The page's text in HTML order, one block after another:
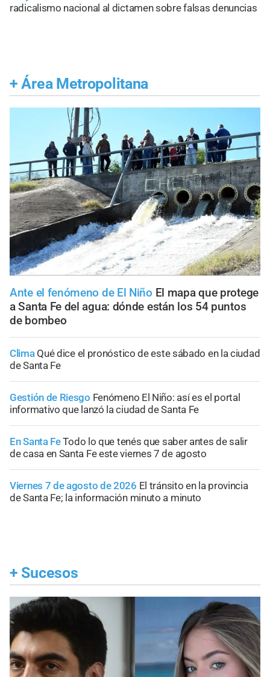
radicalismo nacional al dictamen sobre falsas denuncias
+ Área Metropolitana
Ante el fenómeno de El Niño El mapa que protege
a Santa Fe del agua: dónde están los 54 puntos
de bombeo
Clima Qué dice el pronóstico de este sábado en la ciudad
de Santa Fe
Gestión de Riesgo Fenómeno El Niño: así es el portal
informativo que lanzó la ciudad de Santa Fe
En Santa FeTodo lo que tenés que saber antes de salir
de casa en Santa Fe este viernes 7 de agosto
Viernes 7 de agosto de 2026 El tránsito en la provincia
de Santa Fe; la información minuto a minuto
+ Sucesos